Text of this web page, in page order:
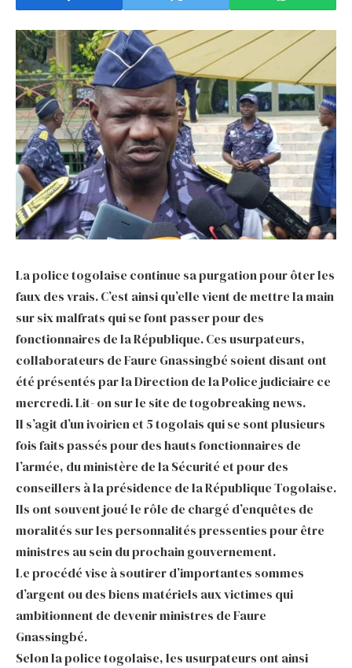
La police togolaise continue sa purgation pour ôter les
faux des vrais. C’est ainsi qu’elle vient de mettre la main
sur six malfrats qui se font passer pour des
fonctionnaires de la République. Ces usurpateurs,
collaborateurs de Faure Gnassingbé soient disant ont
été présentés par la Direction de la Police judiciaire ce
mercredi. Lit- on sur le site de togobreaking news.
Il s’agit d’un ivoirien et 5 togolais qui se sont plusieurs
fois faits passés pour des hauts fonctionnaires de
l’armée, du ministère de la Sécurité et pour des
conseillers à la présidence de la République Togolaise.
Ils ont souvent joué le rôle de chargé d’enquêtes de
moralités sur les personnalités pressenties pour être
ministres au sein du prochain gouvernement.
Le procédé vise à soutirer d’importantes sommes
d’argent ou des biens matériels aux victimes qui
ambitionnent de devenir ministres de Faure
Gnassingbé.
Selon la police togolaise, les usurpateurs ont ainsi